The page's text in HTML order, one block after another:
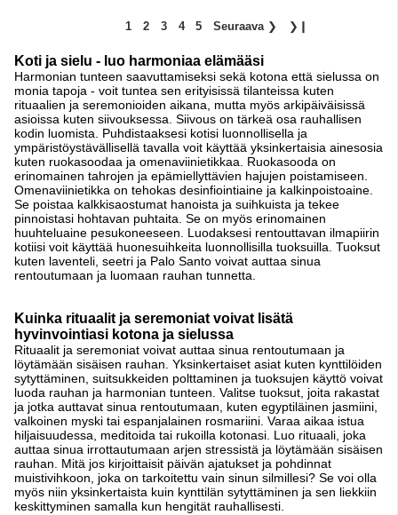
1 2 3 4 5 Seuraava ❯ ❯❙
Koti ja sielu - luo harmoniaa elämääsi
Harmonian tunteen saavuttamiseksi sekä kotona että sielussa on
monia tapoja - voit tuntea sen erityisissä tilanteissa kuten
rituaalien ja seremonioiden aikana, mutta myös arkipäiväisissä
asioissa kuten siivouksessa. Siivous on tärkeä osa rauhallisen
kodin luomista. Puhdistaaksesi kotisi luonnollisella ja
ympäristöystävällisellä tavalla voit käyttää yksinkertaisia ainesosia
kuten ruokasoodaa ja omenaviinietikkaa. Ruokasooda on
erinomainen tahrojen ja epämiellyttävien hajujen poistamiseen.
Omenaviinietikka on tehokas desinfiointiaine ja kalkinpoistoaine.
Se poistaa kalkkisaostumat hanoista ja suihkuista ja tekee
pinnoistasi hohtavan puhtaita. Se on myös erinomainen
huuhteluaine pesukoneeseen. Luodaksesi rentouttavan ilmapiirin
kotiisi voit käyttää huonesuihkeita luonnollisilla tuoksuilla. Tuoksut
kuten laventeli, seetri ja Palo Santo voivat auttaa sinua
rentoutumaan ja luomaan rauhan tunnetta.
Kuinka rituaalit ja seremoniat voivat lisätä
hyvinvointiasi kotona ja sielussa
Rituaalit ja seremoniat voivat auttaa sinua rentoutumaan ja
löytämään sisäisen rauhan. Yksinkertaiset asiat kuten kynttilöiden
sytyttäminen, suitsukkeiden polttaminen ja tuoksujen käyttö voivat
luoda rauhan ja harmonian tunteen. Valitse tuoksut, joita rakastat
ja jotka auttavat sinua rentoutumaan, kuten egyptiläinen jasmiini,
valkoinen myski tai espanjalainen rosmariini. Varaa aikaa istua
hiljaisuudessa, meditoida tai rukoilla kotonasi. Luo rituaali, joka
auttaa sinua irrottautumaan arjen stressistä ja löytämään sisäisen
rauhan. Mitä jos kirjoittaisit päivän ajatukset ja pohdinnat
muistivihkoon, joka on tarkoitettu vain sinun silmillesi? Se voi olla
myös niin yksinkertaista kuin kynttilän sytyttäminen ja sen liekkiin
keskittyminen samalla kun hengität rauhallisesti.